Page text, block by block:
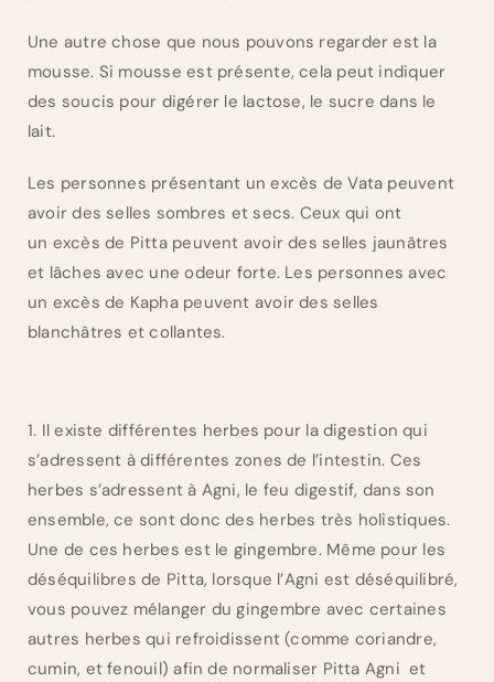
Une autre chose que nous pouvons regarder est la
mousse. Si mousse est présente, cela peut indiquer
des soucis pour digérer le lactose, le sucre dans le
lait.
Les personnes présentant un excès de Vata peuvent
avoir des selles sombres et secs. Ceux qui ont
un excès de Pitta peuvent avoir des selles jaunâtres
et lâches avec une odeur forte. Les personnes avec
un excès de Kapha peuvent avoir des selles
blanchâtres et collantes.
1. Il existe différentes herbes pour la digestion qui
s’adressent à différentes zones de l’intestin. Ces
herbes s’adressent à Agni, le feu digestif, dans son
ensemble, ce sont donc des herbes très holistiques.
Une de ces herbes est le gingembre. Même pour les
déséquilibres de Pitta, lorsque l’Agni est déséquilibré,
vous pouvez mélanger du gingembre avec certaines
autres herbes qui refroidissent (comme coriandre,
cumin, et fenouil) afin de normaliser Pitta Agni et